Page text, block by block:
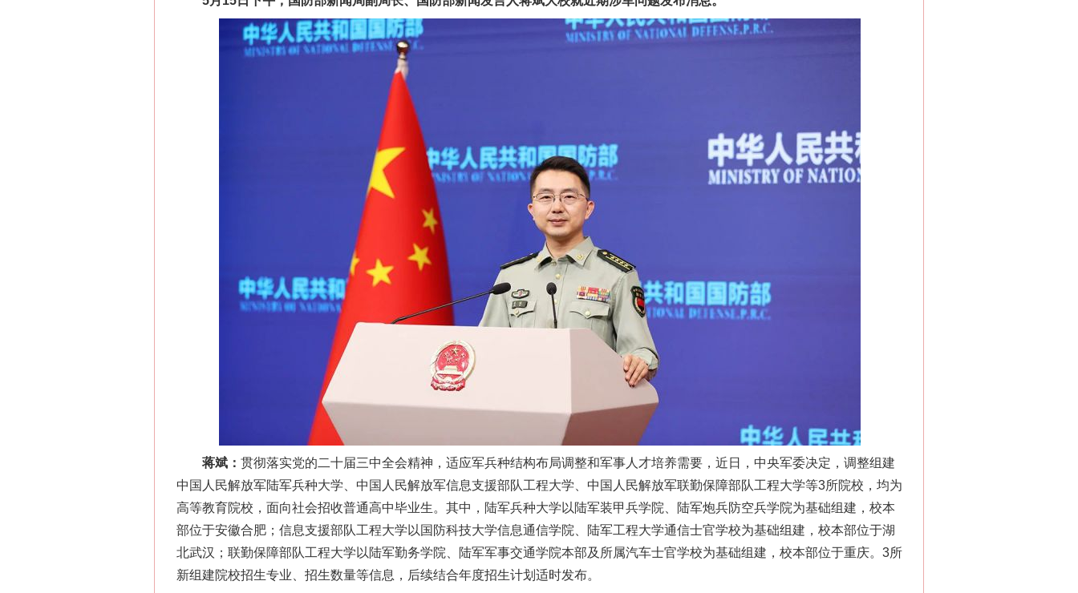
蒋斌： 贯彻落实党的二十届三中全会精神，适应军兵种结构布局调整和军事人才培养需要，近日，中央军委决定，调整组建
中国人民解放军陆军兵种大学、中国人民解放军信息支援部队工程大学、中国人民解放军联勤保障部队工程大学等3所院校，均为
高等教育院校，面向社会招收普通高中毕业生。其中，陆军兵种大学以陆军装甲兵学院、陆军炮兵防空兵学院为基础组建，校本
部位于安徽合肥；信息支援部队工程大学以国防科技大学信息通信学院、陆军工程大学通信士官学校为基础组建，校本部位于湖
北武汉；联勤保障部队工程大学以陆军勤务学院、陆军军事交通学院本部及所属汽车士官学校为基础组建，校本部位于重庆。3所
新组建院校招生专业、招生数量等信息，后续结合年度招生计划适时发布。
网上购药对药下症？
茶叶“炒上天”
“神药”背后的真相
这是一记警钟！ 谢谢有你温暖了四季 法官巧妙执行解纠纷